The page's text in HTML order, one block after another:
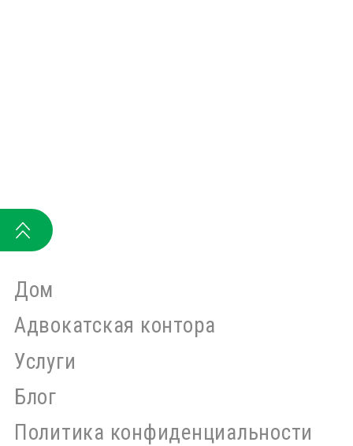
Дом
Адвокатская контора
Услуги
Блог
Политика конфиденциальности